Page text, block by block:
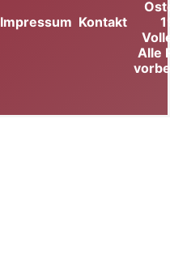
Impressum Kontakt
Alle